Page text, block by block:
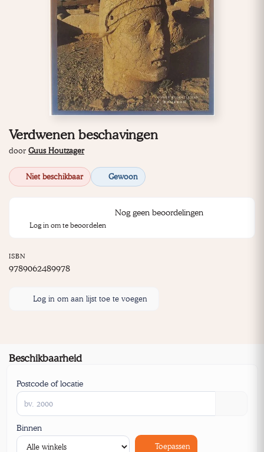
Verdwenen beschavingen
door Guus Houtzager
Niet beschikbaar Gewoon
Nog geen beoordelingen
Log in om te beoordelen
ISBN
9789062489978
Log in om aan lijst toe te voegen
Beschikbaarheid
Postcode of locatie
Binnen
Toepassen